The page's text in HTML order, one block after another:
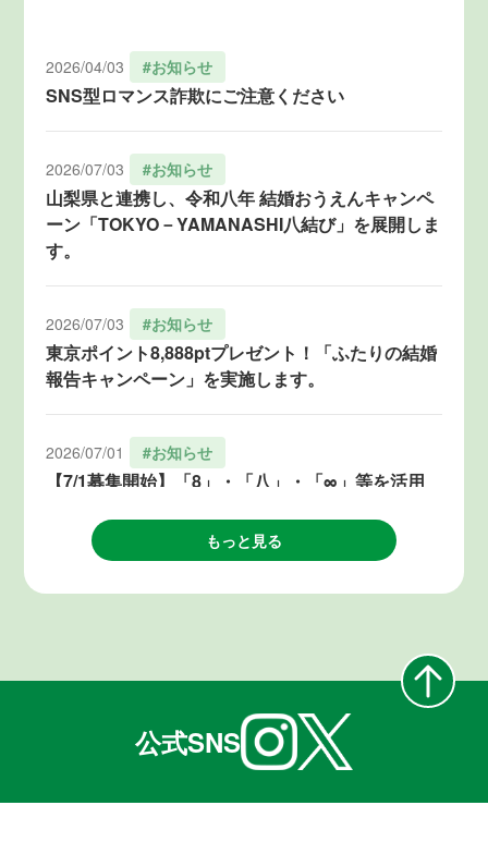
2026/04/03 #お知らせ
SNS型ロマンス詐欺にご注意ください
2026/07/03 #お知らせ
山梨県と連携し、令和八年 結婚おうえんキャンペ
ーン「TOKYO－YAMANASHI八結び」を展開しま
す。
2026/07/03 #お知らせ
東京ポイント8,888ptプレゼント！「ふたりの結婚
報告キャンペーン」を実施します。
2026/07/01 #お知らせ
【7/1募集開始】「8」・「八」・「∞」等を活用
募集します！
婚おうえんフェスタ（@麻布台ヒルズ）を開催し
ます！
もっと見る
公式SNS